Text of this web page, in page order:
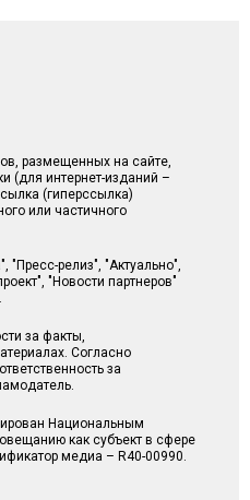
размещенных на сайте,
(для интернет-изданий –
(гиперссылка)
или частичного
"Пресс-релиз", "Актуально",
"Новости партнеров"
за факты,
Согласно
за
Национальным
как субъект в сфере
медиа – R40-00990.